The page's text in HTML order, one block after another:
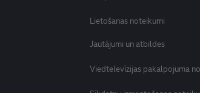
Lietošanas noteikumi
Jautājumi un atbildes
Viedtelevīzijas pakalpojuma